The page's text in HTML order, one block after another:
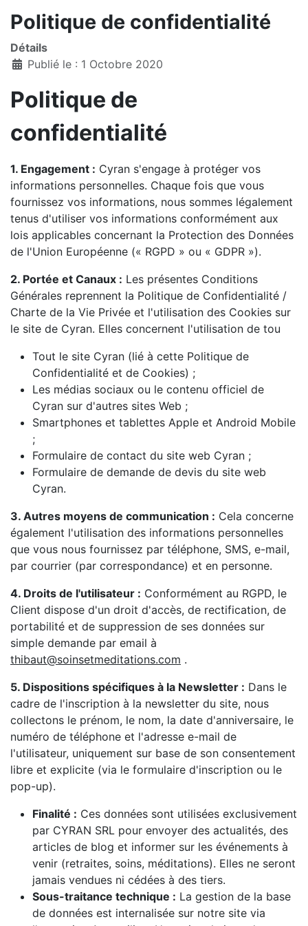
Politique de confidentialité
Détails
Publié le : 1 Octobre 2020
Politique de
confidentialité
1. Engagement : Cyran s'engage à protéger vos
informations personnelles. Chaque fois que vous
fournissez vos informations, nous sommes légalement
tenus d'utiliser vos informations conformément aux
lois applicables concernant la Protection des Données
de l'Union Européenne (« RGPD » ou « GDPR »).
2. Portée et Canaux : Les présentes Conditions
Générales reprennent la Politique de Confidentialité /
Charte de la Vie Privée et l'utilisation des Cookies sur
le site de Cyran. Elles concernent l'utilisation de tou
Tout le site Cyran (lié à cette Politique de
Confidentialité et de Cookies) ;
Les médias sociaux ou le contenu officiel de
Cyran sur d'autres sites Web ;
Smartphones et tablettes Apple et Android Mobile
;
Formulaire de contact du site web Cyran ;
Formulaire de demande de devis du site web
Cyran.
3. Autres moyens de communication : Cela concerne
également l'utilisation des informations personnelles
que vous nous fournissez par téléphone, SMS, e-mail,
par courrier (par correspondance) et en personne.
4. Droits de l'utilisateur : Conformément au RGPD, le
Client dispose d'un droit d'accès, de rectification, de
portabilité et de suppression de ses données sur
simple demande par email à
thibaut@soinsetmeditations.com .
5. Dispositions spécifiques à la Newsletter : Dans le
cadre de l'inscription à la newsletter du site, nous
collectons le prénom, le nom, la date d'anniversaire, le
numéro de téléphone et l'adresse e-mail de
l'utilisateur, uniquement sur base de son consentement
libre et explicite (via le formulaire d'inscription ou le
pop-up).
Finalité : Ces données sont utilisées exclusivement
par CYRAN SRL pour envoyer des actualités, des
articles de blog et informer sur les événements à
venir (retraites, soins, méditations). Elles ne seront
jamais vendues ni cédées à des tiers.
Sous-traitance technique : La gestion de la base
de données est internalisée sur notre site via